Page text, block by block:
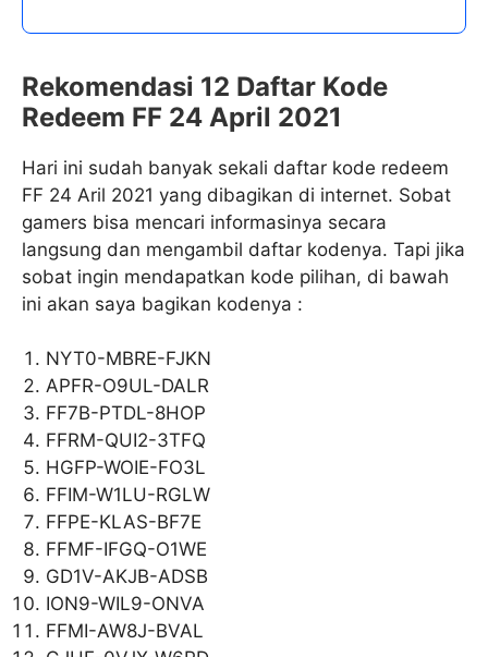
Rekomendasi 12 Daftar Kode
Redeem FF 24 April 2021
Hari ini sudah banyak sekali daftar kode redeem
FF 24 Aril 2021 yang dibagikan di internet. Sobat
gamers bisa mencari informasinya secara
langsung dan mengambil daftar kodenya. Tapi jika
sobat ingin mendapatkan kode pilihan, di bawah
ini akan saya bagikan kodenya :
NYT0-MBRE-FJKN
APFR-O9UL-DALR
FF7B-PTDL-8HOP
FFRM-QUI2-3TFQ
HGFP-WOIE-FO3L
FFIM-W1LU-RGLW
FFPE-KLAS-BF7E
FFMF-IFGQ-O1WE
GD1V-AKJB-ADSB
ION9-WIL9-ONVA
FFMI-AW8J-BVAL